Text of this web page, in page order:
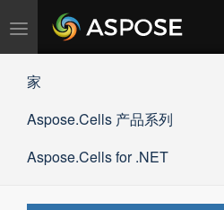
切
航家
Aspose.Cells 产品系列
Aspose.Cells for .NET